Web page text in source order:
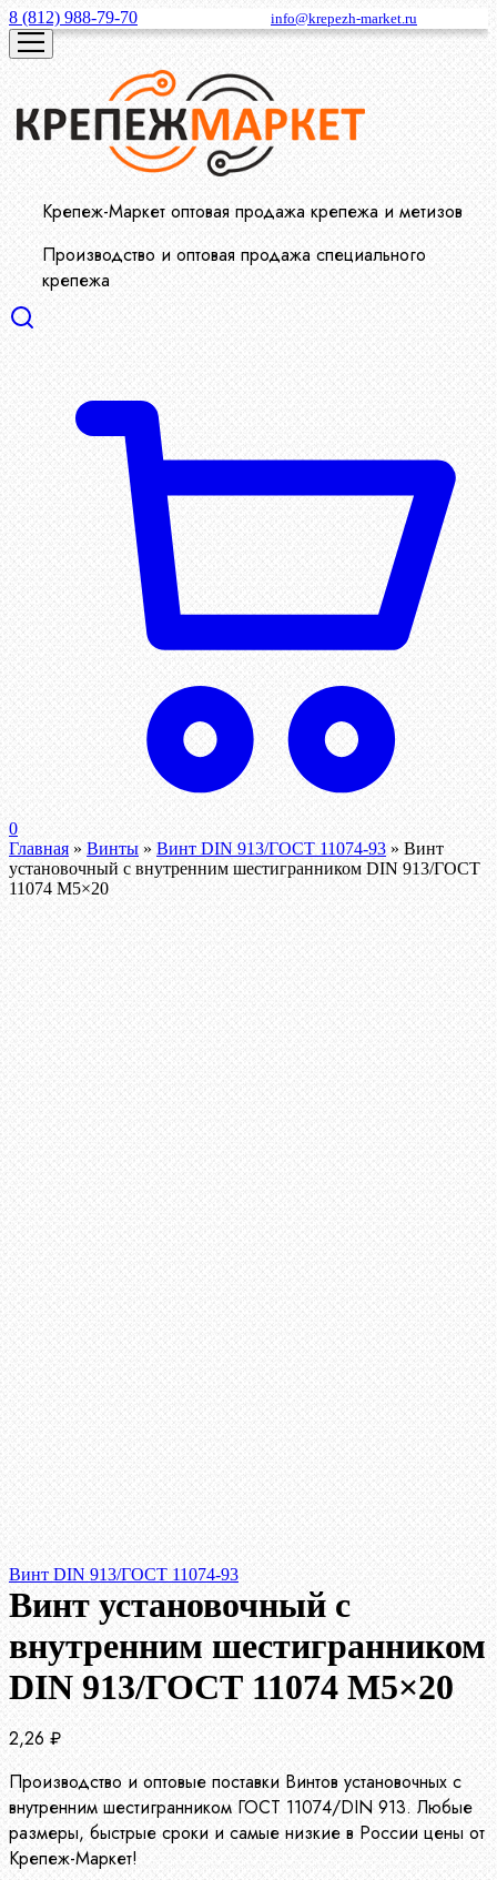
8 (812) 988-79-70 info@krepezh-market.ru
Крепеж-Маркет оптовая продажа крепежа и метизов
Производство и оптовая продажа специального
крепежа
0
Главная » Винты » Винт DIN 913/ГОСТ 11074-93 » Винт
установочный с внутренним шестигранником DIN 913/ГОСТ
11074 М5×20
Винт DIN 913/ГОСТ 11074-93
Винт установочный с
внутренним шестигранником
DIN 913/ГОСТ 11074 М5×20
2,26 ₽
Производство и оптовые поставки Винтов установочных с
внутренним шестигранником ГОСТ 11074/DIN 913. Любые
размеры, быстрые сроки и самые низкие в России цены от
Крепеж-Маркет!